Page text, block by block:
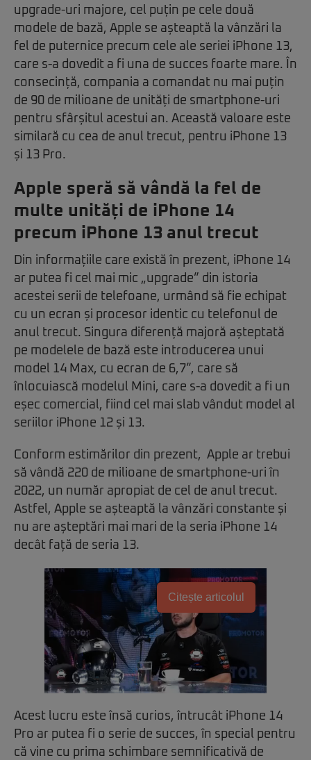
upgrade-uri majore, cel puțin pe cele două
modele de bază, Apple se așteaptă la vânzări la
fel de puternice precum cele ale seriei iPhone 13,
care s-a dovedit a fi una de succes foarte mare. În
consecință, compania a comandat nu mai puțin
de 90 de milioane de unități de smartphone-uri
pentru sfârșitul acestui an. Această valoare este
similară cu cea de anul trecut, pentru iPhone 13
și 13 Pro.
Apple speră să vândă la fel de
multe unități de iPhone 14
precum iPhone 13 anul trecut
Din informațiile care există în prezent, iPhone 14
ar putea fi cel mai mic „upgrade” din istoria
acestei serii de telefoane, urmând să fie echipat
cu un ecran și procesor identic cu telefonul de
anul trecut. Singura diferență majoră așteptată
pe modelele de bază este introducerea unui
model 14 Max, cu ecran de 6,7”, care să
înlocuiască modelul Mini, care s-a dovedit a fi un
eșec comercial, fiind cel mai slab vândut model al
seriilor iPhone 12 și 13.
Conform estimărilor din prezent, Apple ar trebui
să vândă 220 de milioane de smartphone-uri în
2022, un număr apropiat de cel de anul trecut.
Astfel, Apple se așteaptă la vânzări constante și
nu are așteptări mai mari de la seria iPhone 14
decât față de seria 13.
Citește articolul
Acest lucru este însă curios, întrucât iPhone 14
Pro ar putea fi o serie de succes, în special pentru
că vine cu prima schimbare semnificativă de